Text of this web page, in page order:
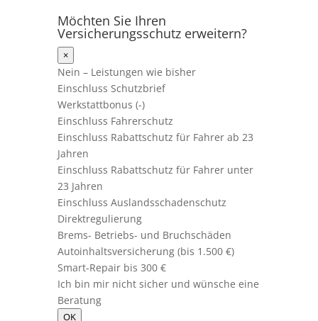
Möchten Sie Ihren
Versicherungsschutz erweitern?
×
Nein – Leistungen wie bisher
Einschluss Schutzbrief
Werkstattbonus (-)
Einschluss Fahrerschutz
Einschluss Rabattschutz für Fahrer ab 23
Jahren
Einschluss Rabattschutz für Fahrer unter
23 Jahren
Einschluss Auslandsschadenschutz
Direktregulierung
Brems- Betriebs- und Bruchschäden
Autoinhaltsversicherung (bis 1.500 €)
Smart-Repair bis 300 €
Ich bin mir nicht sicher und wünsche eine
Beratung
OK